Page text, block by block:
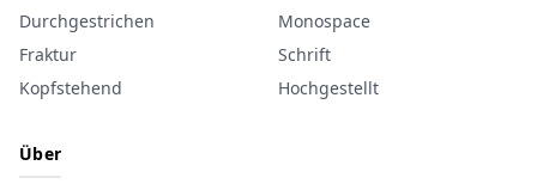
Durchgestrichen
Monospace
Fraktur
Schrift
Kopfstehend
Hochgestellt
Über